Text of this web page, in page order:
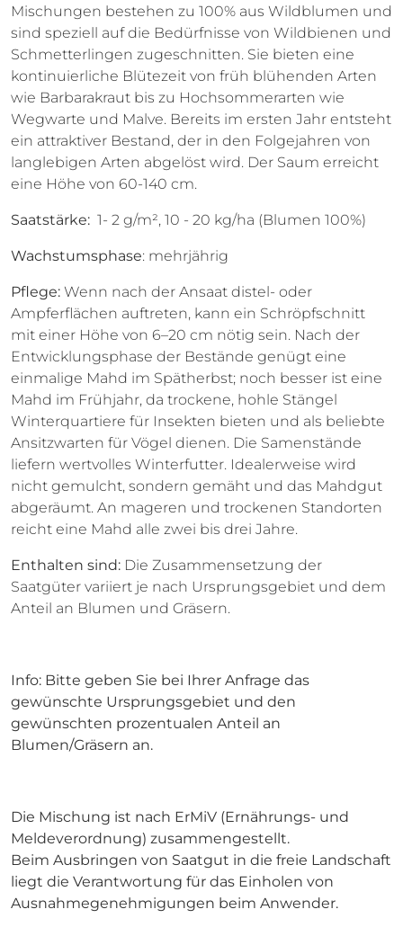
Mischungen bestehen zu 100% aus Wildblumen und
sind speziell auf die Bedürfnisse von Wildbienen und
Schmetterlingen zugeschnitten. Sie bieten eine
kontinuierliche Blütezeit von früh blühenden Arten
wie Barbarakraut bis zu Hochsommerarten wie
Wegwarte und Malve. Bereits im ersten Jahr entsteht
ein attraktiver Bestand, der in den Folgejahren von
langlebigen Arten abgelöst wird. Der Saum erreicht
eine Höhe von 60-140 cm.
Saatstärke: 1- 2 g/m², 10 - 20 kg/ha (Blumen 100%)
Wachstumsphase: mehrjährig
Pflege: Wenn nach der Ansaat distel- oder
Ampferflächen auftreten, kann ein Schröpfschnitt
mit einer Höhe von 6–20 cm nötig sein. Nach der
Entwicklungsphase der Bestände genügt eine
einmalige Mahd im Spätherbst; noch besser ist eine
Mahd im Frühjahr, da trockene, hohle Stängel
Winterquartiere für Insekten bieten und als beliebte
Ansitzwarten für Vögel dienen. Die Samenstände
liefern wertvolles Winterfutter. Idealerweise wird
nicht gemulcht, sondern gemäht und das Mahdgut
abgeräumt. An mageren und trockenen Standorten
reicht eine Mahd alle zwei bis drei Jahre.
Enthalten sind: Die Zusammensetzung der
Saatgüter variiert je nach Ursprungsgebiet und dem
Anteil an Blumen und Gräsern.
Info: Bitte geben Sie bei Ihrer Anfrage das
gewünschte Ursprungsgebiet und den
gewünschten prozentualen Anteil an
Blumen/Gräsern an.
Die Mischung ist nach ErMiV (Ernährungs- und
Meldeverordnung) zusammengestellt.
Beim Ausbringen von Saatgut in die freie Landschaft
liegt die Verantwortung für das Einholen von
Ausnahmegenehmigungen beim Anwender.